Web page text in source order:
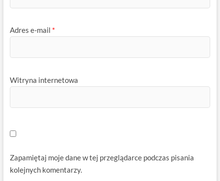
Adres e-mail *
Witryna internetowa
Zapamiętaj moje dane w tej przeglądarce podczas pisania
kolejnych komentarzy.